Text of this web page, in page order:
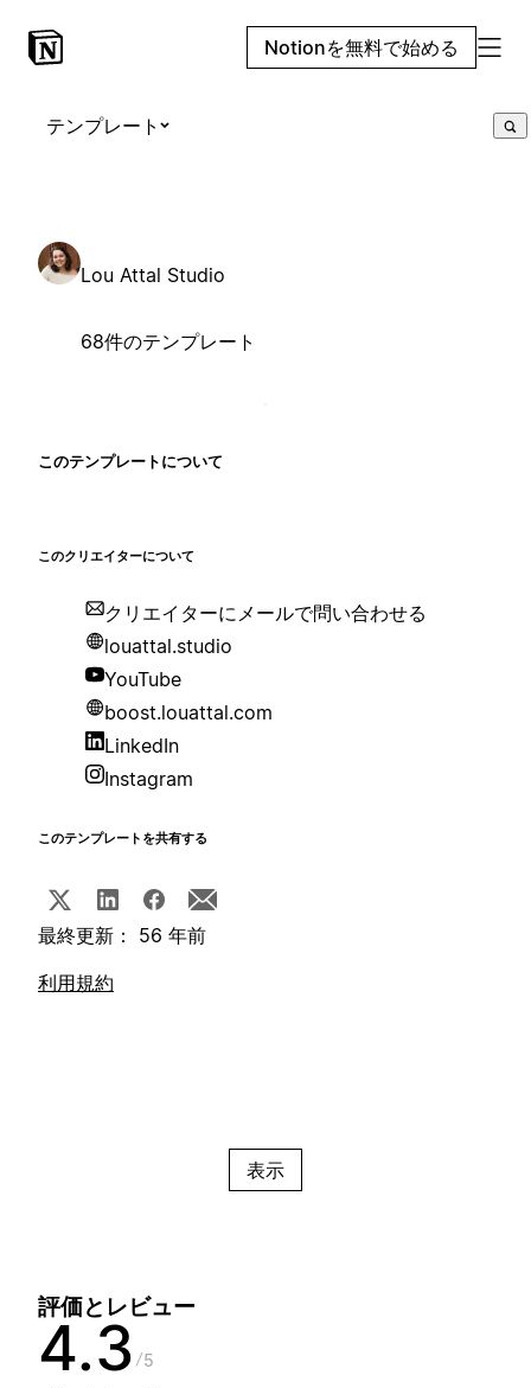
Notionを無料で始める
テンプレート
Lou Attal Studio
68件のテンプレート
このテンプレートについて
このクリエイターについて
クリエイターにメールで問い合わせる
louattal.studio
YouTube
boost.louattal.com
LinkedIn
Instagram
このテンプレートを共有する
最終更新： 56 年前
利用規約
表示
評価とレビュー
4.3 5